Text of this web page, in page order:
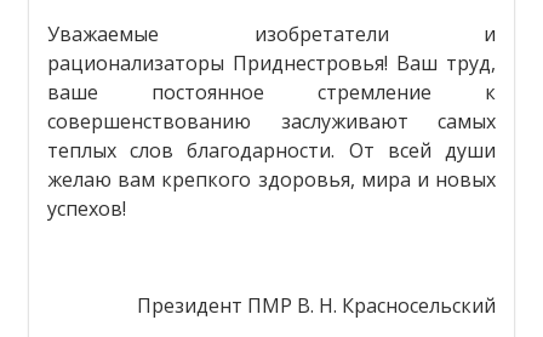
Уважаемые изобретатели и
рационализаторы Приднестровья! Ваш труд,
ваше постоянное стремление к
совершенствованию заслуживают самых
теплых слов благодарности. От всей души
желаю вам крепкого здоровья, мира и новых
успехов!
Президент ПМР В. Н. Красносельский